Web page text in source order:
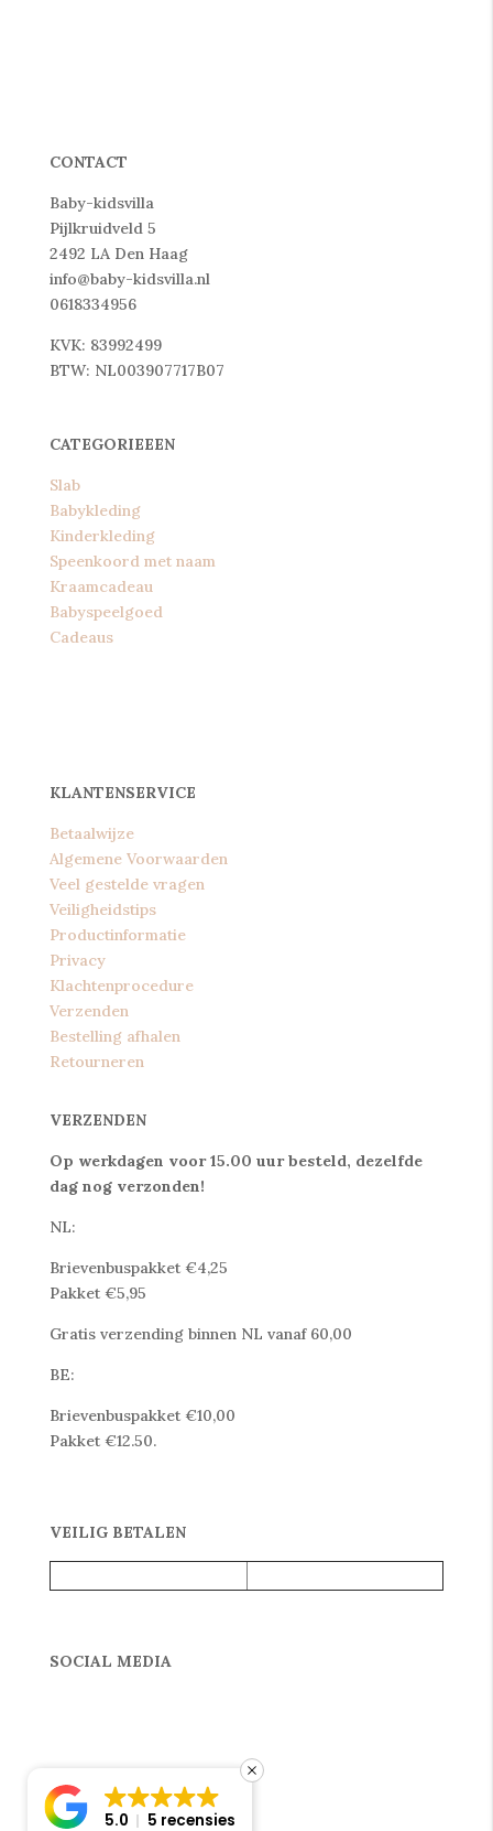
CONTACT
Baby-kidsvilla
Pijlkruidveld 5
2492 LA Den Haag
info@baby-kidsvilla.nl
0618334956
KVK: 83992499
BTW: NL003907717B07
CATEGORIEEEN
Slab
Babykleding
Kinderkleding
Speenkoord met naam
Kraamcadeau
Babyspeelgoed
Cadeaus
KLANTENSERVICE
Betaalwijze
Algemene Voorwaarden
Veel gestelde vragen
Veiligheidstips
Productinformatie
Privacy
Klachtenprocedure
Verzenden
Bestelling afhalen
Retourneren
VERZENDEN
Op werkdagen voor 15.00 uur besteld, dezelfde
dag nog verzonden!
NL:
Brievenbuspakket €4,25
Pakket €5,95
Gratis verzending binnen NL vanaf 60,00
BE:
Brievenbuspakket €10,00
Pakket €12.50.
VEILIG BETALEN
SOCIAL MEDIA
5.0 5 recensies